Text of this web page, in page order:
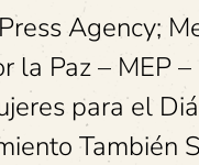
Agency;
la Paz – MEP –
para el
También